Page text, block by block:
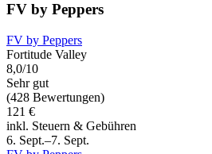
FV by Peppers
FV by Peppers
Fortitude Valley
8,0/10
Sehr gut
(428 Bewertungen)
121 €
inkl. Steuern & Gebühren
6. Sept.–7. Sept.